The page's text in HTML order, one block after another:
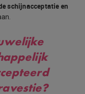
schijnacceptatie en